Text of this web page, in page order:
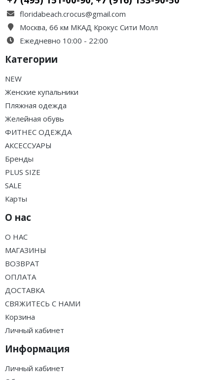
floridabeach.crocus@gmail.com
Москва, 66 км МКАД Крокус Сити Молл
Ежедневно 10:00 - 22:00
Категории
NEW
Женские купальники
Пляжная одежда
Желейная обувь
ФИТНЕС ОДЕЖДА
АКСЕССУАРЫ
Бренды
PLUS SIZE
SALE
Карты
О нас
О НАС
МАГАЗИНЫ
ВОЗВРАТ
ОПЛАТА
ДОСТАВКА
СВЯЖИТЕСЬ С НАМИ
Корзина
Личный кабинет
Информация
Личный кабинет